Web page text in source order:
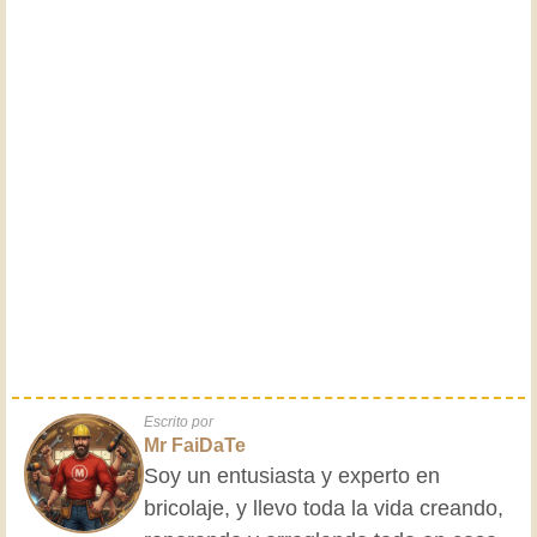
Escrito por
Mr FaiDaTe
Soy un entusiasta y experto en
bricolaje, y llevo toda la vida creando,